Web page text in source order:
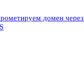
домен